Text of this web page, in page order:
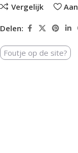
Vergelijk
Delen:
Foutje op de site?